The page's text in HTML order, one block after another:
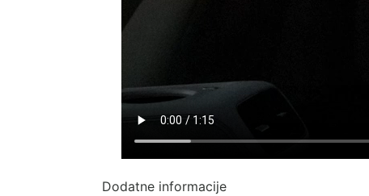
Dodatne informacije